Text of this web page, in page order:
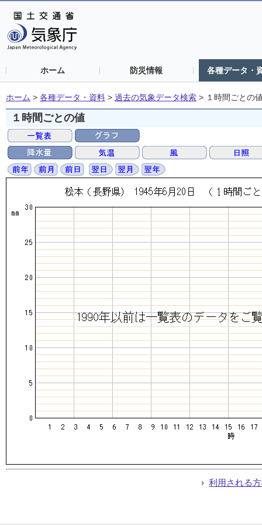
ホーム 防災情報 各種データ・
ホーム > 各種データ・資料 > 過去の気象データ検索 > １時間ごとの
１時間ごとの値
利用される